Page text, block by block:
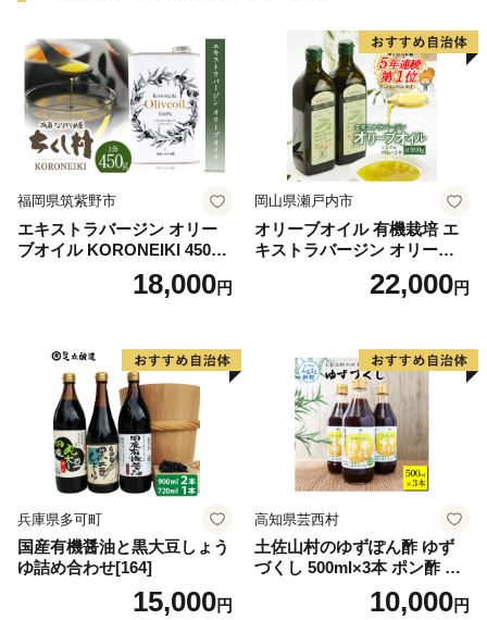
福岡県筑紫野市
エキストラバージン オリー
ブオイル KORONEIKI 450g
[筑前たなか油屋 福岡県 筑紫
野市 21760403] 油 食用油 オ
18,000円
岡山県瀬戸内市
オリーブオイル 有機栽培 エ
キストラバージン オリーブ
オイル シングル 2本 セット
オーガニック 調味料 油 オリ
22,000円
兵庫県多可町
国産有機醤油と黒大豆しょう
ゆ詰め合わせ[164]
15,000円
高知県芸西村
土佐山村のゆずぽん酢 ゆず
づくし 500ml×3本 ポン酢 ポ
ンズ ゆず 柚子 調味料 さっぱ
り 美味しい おいしい 鍋 しゃ
10,000円